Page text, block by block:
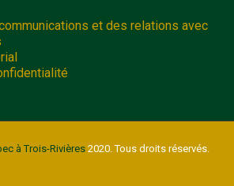
et des relations avec
à Trois-Rivières2020. Tous droits réservés.